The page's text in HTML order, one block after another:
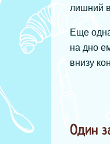
лишний
Еще
на дно
внизу
Один